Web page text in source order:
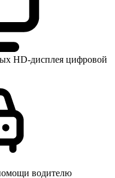
HD-дисплея цифровой
водителю